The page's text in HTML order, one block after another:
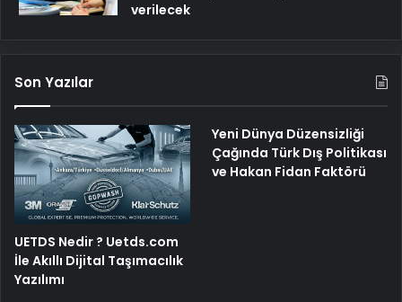
verilecek
Son Yazılar
UETDS Nedir ? Uetds.com
İle Akıllı Dijital Taşımacılık
Yazılımı
Yeni Dünya Düzensizliği
Çağında Türk Dış Politikası
ve Hakan Fidan Faktörü